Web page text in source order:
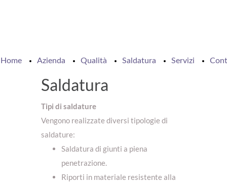
Home Azienda Qualità Saldatura Servizi
Saldatura
Tipi di saldature
Vengono realizzate diversi tipologie di
saldature:
Saldatura di giunti a piena
penetrazione.
Riporti in materiale resistente alla